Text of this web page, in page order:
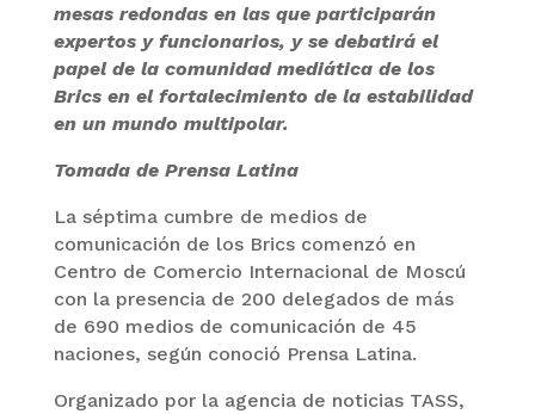
mesas redondas en las que participarán
expertos y funcionarios, y se debatirá el
papel de la comunidad mediática de los
Brics en el fortalecimiento de la estabilidad
en un mundo multipolar.
Tomada de Prensa Latina
La séptima cumbre de medios de
comunicación de los Brics comenzó en
Centro de Comercio Internacional de Moscú
con la presencia de 200 delegados de más
de 690 medios de comunicación de 45
naciones, según conoció Prensa Latina.
Organizado por la agencia de noticias TASS,